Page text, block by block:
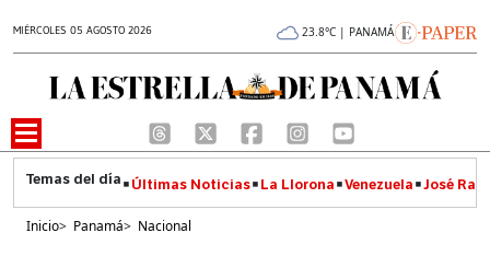
MIÉRCOLES 05 AGOSTO 2026 23.8°C | PANAMÁ
Últimas Noticias La Llorona Venezuela José
Inicio> Panamá> Nacional